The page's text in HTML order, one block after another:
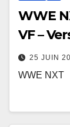
WWE
VF –
25 JUIN
WWE NXT